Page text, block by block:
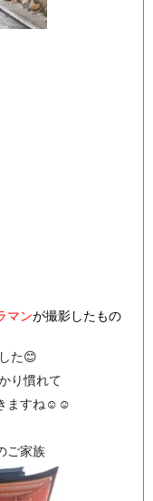
マンが撮影したもの
た😊
り慣れて
ますね☺️☺️
ご家族